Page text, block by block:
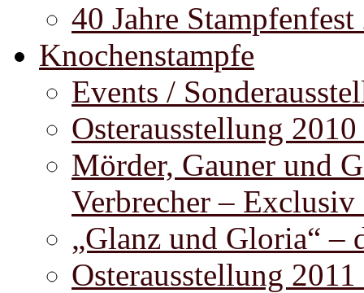
40 Jahre Stampfenfest
Knochenstampfe
Events /
Osterausstellung
Mörder, Gauner und
Verbrecher –
„Glanz und Gloria“ –
Osterausstellung